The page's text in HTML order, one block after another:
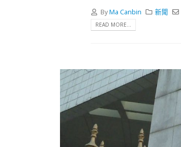
ByMa Canbin 新聞
READ MORE...
向均羚：打破美西方政治破壞 積極投入
1210區議會選舉
2023-11-30